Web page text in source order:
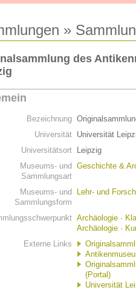
»
des
Bezeichnung
Universität Universität
Universitätsort
Leipzig
Museums- und
Sammlungsart
Geschichte &
Museums- und
Sammlungsform
Lehr- und
Archäologie ·
Archäologie ·
Externe Links
(Portal)
Universität